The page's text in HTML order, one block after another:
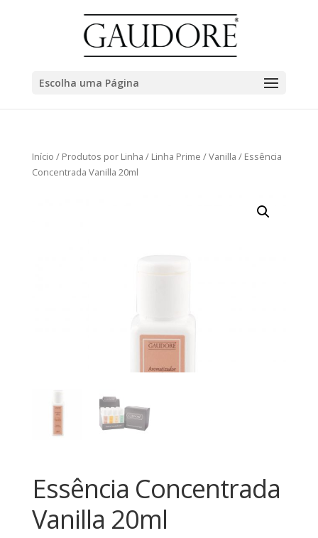
Escolha uma Página
Início / Produtos por Linha / Linha Prime /Vanilla / Essência
Concentrada Vanilla 20ml
Essência Concentrada
Vanilla 20ml